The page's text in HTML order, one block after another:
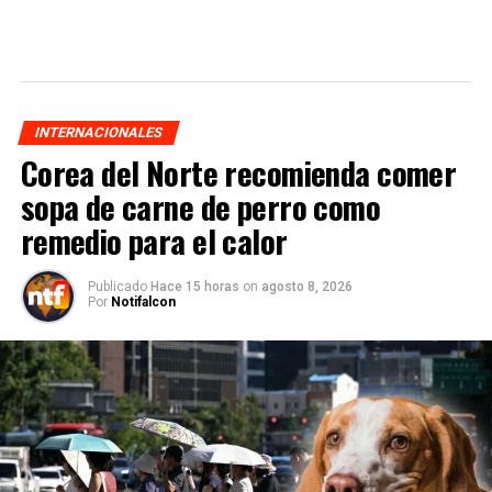
INTERNACIONALES
Corea del Norte recomienda comer
sopa de carne de perro como
remedio para el calor
Publicado Hace 15 horas on agosto 8, 2026
Por Notifalcon